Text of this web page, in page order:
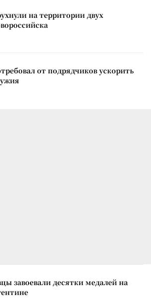
на территории двух
от подрядчиков ускорить
завоевали десятки медалей на